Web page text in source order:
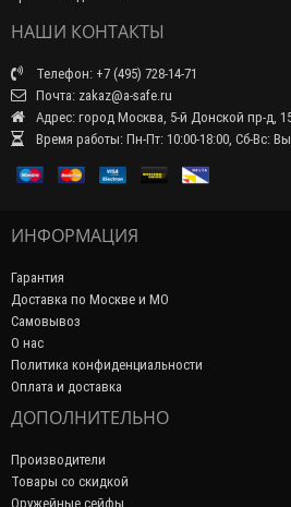
НАШИ КОНТАКТЫ
Телефон: +7 (495) 728-14-71
Почта: zakaz@a-safe.ru
Адрес: город Москва, 5-й Донской пр-д,
Время работы: Пн-Пт: 10:00-18:00, Сб-Вс:
ИНФОРМАЦИЯ
Гарантия
Доставка по Москве и МО
Самовывоз
О нас
Политика конфиденциальности
Оплата и доставка
ДОПОЛНИТЕЛЬНО
Производители
Товары со скидкой
Оружейные сейфы